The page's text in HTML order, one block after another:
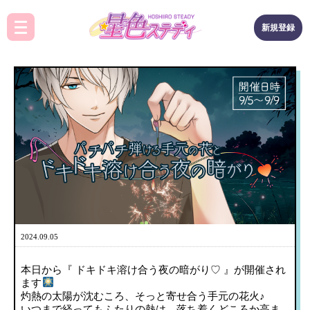
新規登録
2024.09.05
本日から『 ドキドキ溶け合う夜の暗がり♡ 』が開催され
ます
灼熱の太陽が沈むころ、そっと寄せ合う手元の花火♪